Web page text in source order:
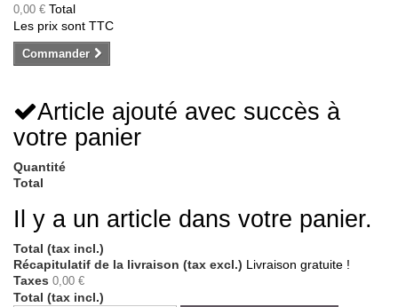
0,00 € Total
Les prix sont TTC
Commander
Article ajouté avec succès à
votre panier
Quantité
Total
Il y a un article dans votre panier.
Total (tax incl.)
Récapitulatif de la livraison (tax excl.) Livraison gratuite !
Taxes 0,00 €
Total (tax incl.)